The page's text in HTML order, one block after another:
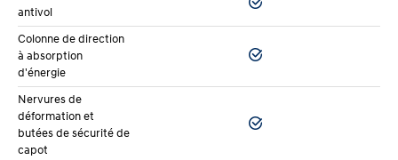
antivol
Colonne de direction
à absorption
d'énergie
Nervures de
déformation et
butées de sécurité de
capot